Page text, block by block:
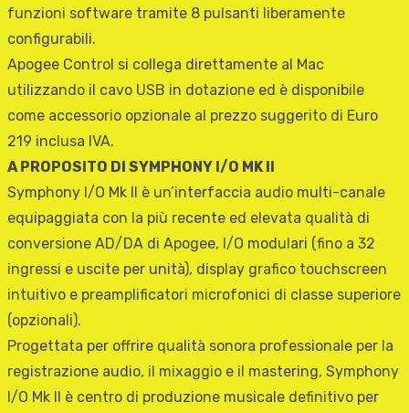
funzioni software tramite 8 pulsanti liberamente
configurabili.
Apogee Control si collega direttamente al Mac
utilizzando il cavo USB in dotazione ed è disponibile
come accessorio opzionale al prezzo suggerito di Euro
219 inclusa IVA.
A PROPOSITO DI SYMPHONY I/O MK II
Symphony I/O Mk II è un’interfaccia audio multi-canale
equipaggiata con la più recente ed elevata qualità di
conversione AD/DA di Apogee, I/O modulari (fino a 32
ingressi e uscite per unità), display grafico touchscreen
intuitivo e preamplificatori microfonici di classe superiore
(opzionali).
Progettata per offrire qualità sonora professionale per la
registrazione audio, il mixaggio e il mastering, Symphony
I/O Mk II è centro di produzione musicale definitivo per